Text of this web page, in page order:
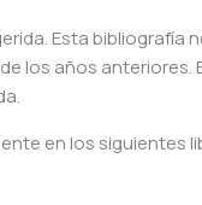
Esta bibliografía
los años anteriores.
en los siguientes